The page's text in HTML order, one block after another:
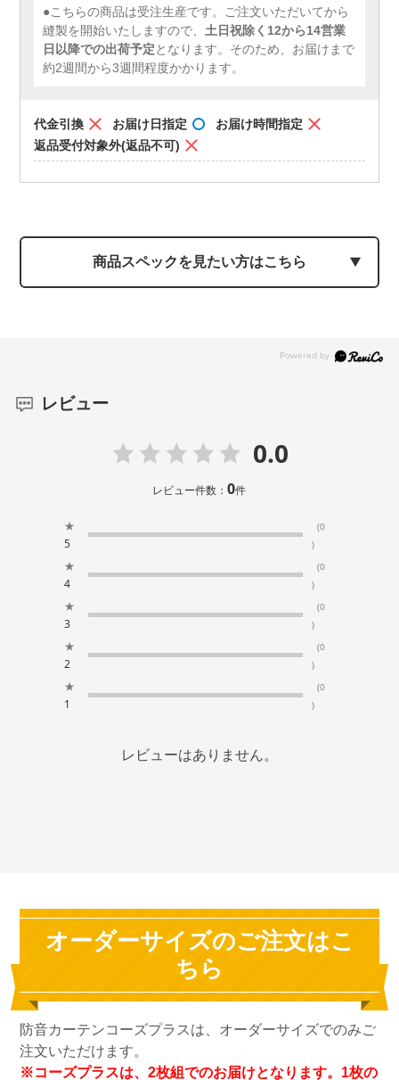
●こちらの商品は受注生産です。ご注文いただいてから
縫製を開始いたしますので、 土日祝除く12から14営業
日以降での出荷予定となります。そのため、お届けまで
約2週間から3週間程度かかります。
代金引換 お届け日指定
お届け時間指定
返品受付対象外(返品不可)
商品スペックを見たい方はこちら
レビュー
0.0
レビュー件数：0件
★
5
(0
)
★
4
(0
)
★
3
(0
)
★
2
(0
)
★
1
(0
)
レビューはありません。
オーダーサイズのご注文はこ
ちら
防音カーテンコーズプラスは、オーダーサイズでのみご
注文いただけます。
※コーズプラスは、2枚組でのお届けとなります。1枚の